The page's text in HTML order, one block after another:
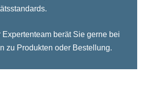
Expertenteam berät Sie gerne bei
zu Produkten oder Bestellung.